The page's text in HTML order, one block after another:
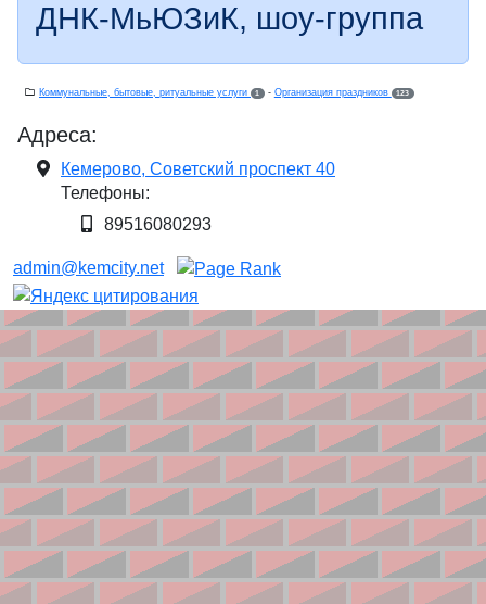
ДНК-МьЮЗиК, шоу-группа
Коммунальные, бытовые, ритуальные услуги 1 - Организация праздников 123
Адреса:
Кемерово, Советский проспект 40
Телефоны:
89516080293
admin@kemcity.net